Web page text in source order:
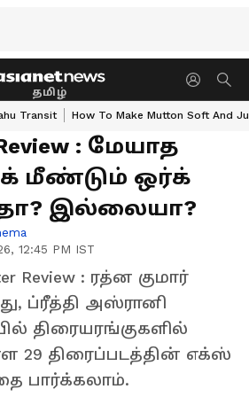
தமிழ்
Transit How To Make Mutton Soft And
: மேயாத
மீண்டும் ஒர்க்
இல்லையா?
12:45 PM IST
Review : ரத்ன குமார்
ப்ரீத்தி அஸ்ரானி
திரையரங்குகளில்
29 திரைப்படத்தின் எக்ஸ்
பார்க்கலாம்.